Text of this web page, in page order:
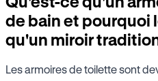
de bain et pourquoi
qu'un miroir
Les armoires de toilette sont